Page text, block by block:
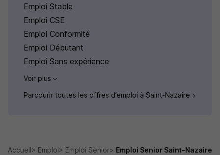
Emploi Stable
Emploi CSE
Emploi Conformité
Emploi Débutant
Emploi Sans expérience
Voir plus
Parcourir toutes les offres d’emploi à Saint-Nazaire
Accueil Emploi Emploi Senior Emploi Senior Saint-Nazaire